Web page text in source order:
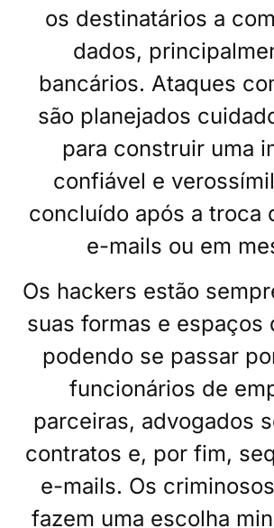
os destinatários a
dados,
bancários. Ataques
são planejados
para construir uma
confiável e
concluído após a troca
e-mails ou em
Os hackers estão
suas formas e espaços
podendo se passar
funcionários de
parceiras, advogados
contratos e, por fim,
e-mails. Os
fazem uma escolha